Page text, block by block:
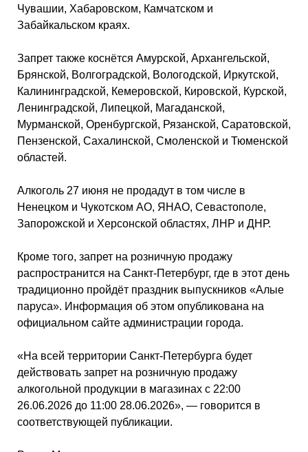
Чувашии, Хабаровском, Камчатском и
Забайкальском краях.
Запрет также коснётся Амурской, Архангельской,
Брянской, Волгоградской, Вологодской, Иркутской,
Калининградской, Кемеровской, Кировской, Курской,
Ленинградской, Липецкой, Магаданской,
Мурманской, Оренбургской, Рязанской, Саратовской,
Пензенской, Сахалинской, Смоленской и Тюменской
областей.
Алкоголь 27 июня не продадут в том числе в
Ненецком и Чукотском АО, ЯНАО, Севастополе,
Запорожской и Херсонской областях, ЛНР и ДНР.
Кроме того, запрет на розничную продажу
распространится на Санкт-Петербург, где в этот день
традиционно пройдёт праздник выпускников «Алые
паруса». Информация об этом опубликована на
официальном сайте администрации города.
«На всей территории Санкт‑Петербурга будет
действовать запрет на розничную продажу
алкогольной продукции в магазинах с 22:00
26.06.2026 до 11:00 28.06.2026», — говорится в
соответствующей публикации.